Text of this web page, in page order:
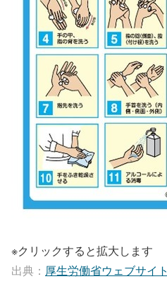
※クリックすると拡大します
出典： 厚生労働省ウェブサイト